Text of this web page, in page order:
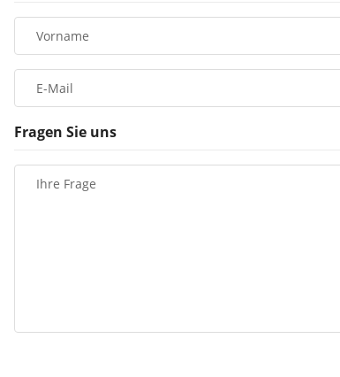
Vorname
E-Mail
Fragen Sie uns
Ihre Frage